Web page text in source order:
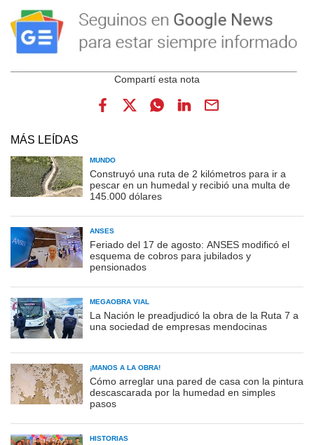
MÁS LEÍDAS
MUNDO
Construyó una ruta de 2 kilómetros para ir a
pescar en un humedal y recibió una multa de
145.000 dólares
ANSES
Feriado del 17 de agosto: ANSES modificó el
esquema de cobros para jubilados y
pensionados
MEGAOBRA VIAL
La Nación le preadjudicó la obra de la Ruta 7 a
una sociedad de empresas mendocinas
¡MANOS A LA OBRA!
Cómo arreglar una pared de casa con la pintura
descascarada por la humedad en simples
pasos
HISTORIAS